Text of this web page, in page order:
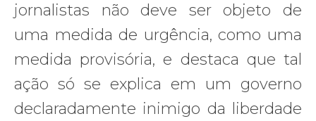
jornalistas não deve ser objeto de
uma medida de urgência, como uma
medida provisória, e destaca que tal
ação só se explica em um governo
declaradamente inimigo da liberdade